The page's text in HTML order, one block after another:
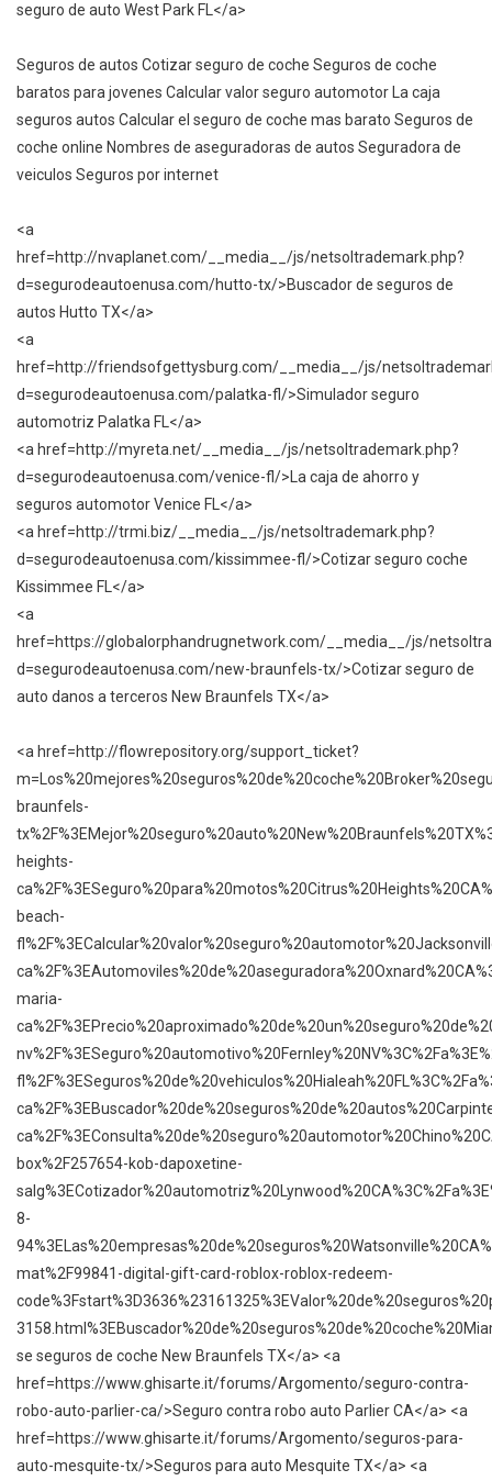
seguro de auto West Park FL</a>
Seguros de autos Cotizar seguro de coche Seguros de coche
baratos para jovenes Calcular valor seguro automotor La caja
seguros autos Calcular el seguro de coche mas barato Seguros de
coche online Nombres de aseguradoras de autos Seguradora de
veiculos Seguros por internet
<a
href=http://nvaplanet.com/__media__/js/netsoltrademark.php?
d=segurodeautoenusa.com/hutto-tx/>Buscador de seguros de
autos Hutto TX</a>
<a
href=http://friendsofgettysburg.com/__media__/js/
d=segurodeautoenusa.com/palatka-fl/>Simulador seguro
automotriz Palatka FL</a>
<a href=http://myreta.net/__media__/js/netsoltrademark.php?
d=segurodeautoenusa.com/venice-fl/>La caja de ahorro y
seguros automotor Venice FL</a>
<a href=http://trmi.biz/__media__/js/netsoltrademark.php?
d=segurodeautoenusa.com/kissimmee-fl/>Cotizar seguro coche
Kissimmee FL</a>
<a
href=https://globalorphandrugnetwork.com/__media__/js/
d=segurodeautoenusa.com/new-braunfels-tx/>Cotizar seguro de
auto danos a terceros New Braunfels TX</a>
<a href=http://flowrepository.org/support_ticket?
braunfels-
heights-
beach-
maria-
box%2F257654-kob-dapoxetine-
8-
mat%2F99841-digital-gift-card-roblox-roblox-redeem-
se seguros de coche New Braunfels TX</a> <a
href=https://www.ghisarte.it/forums/Argomento/seguro-contra-
robo-auto-parlier-ca/>Seguro contra robo auto Parlier CA</a> <a
href=https://www.ghisarte.it/forums/Argomento/seguros-para-
auto-mesquite-tx/>Seguros para auto Mesquite TX</a> <a